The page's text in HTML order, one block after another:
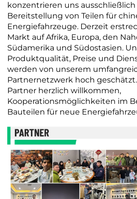
konzentrieren uns ausschließlich
Bereitstellung von Teilen für
Energiefahrzeuge. Derzeit
Markt auf Afrika, Europa, den
Südamerika und Südostasien.
Produktqualität, Preise und
werden von unserem
Partnernetzwerk hoch
Partner herzlich willkommen,
Kooperationsmöglichkeiten im
Bauteilen für neue